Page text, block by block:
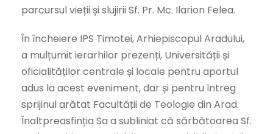
parcursul vieții și slujirii Sf. Pr. Mc. Ilarion Felea.
În încheiere IPS Timotei, Arhiepiscopul Aradului,
a mulțumit ierarhilor prezenți, Universității și
oficialităților centrale și locale pentru aportul
adus la acest eveniment, dar și pentru întreg
sprijinul arătat Facultății de Teologie din Arad.
Înaltpreasfinția Sa a subliniat că sărbătoarea Sf.